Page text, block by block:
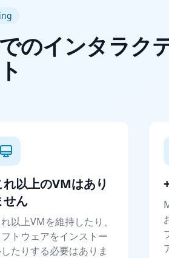
のインタラク
れ以上のVMはあり
せん
以上VMを維持したり、
トウェアをインストー
たりする必要はありま